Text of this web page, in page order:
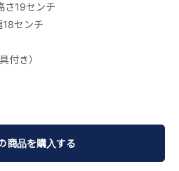
さ19センチ
センチ
付き）
商品を購入する